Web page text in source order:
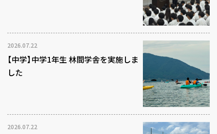
2026.07.22
【中学】中学1年生 林間学舎を実施しま
した
2026.07.22